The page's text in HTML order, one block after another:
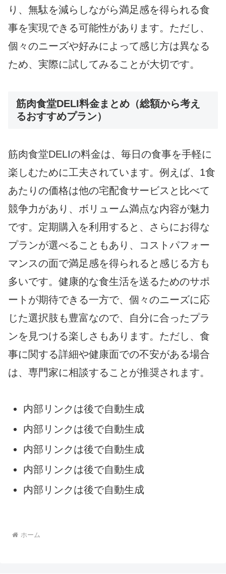
り、無駄を減らしながら満足感を得られる食
事を実現できる可能性があります。ただし、
個々のニーズや好みによって感じ方は異なる
ため、実際に試してみることが大切です。
筋肉食堂DELI料金まとめ（総額から考え
るおすすめプラン）
筋肉食堂DELIの料金は、毎日の食事を手軽に
楽しむために工夫されています。例えば、1食
あたりの価格は他の宅配食サービスと比べて
競争力があり、ボリューム満点な内容が魅力
です。定期購入を利用すると、さらにお得な
プランが選べることもあり、コストパフォー
マンスの面で満足感を得られると感じる方も
多いです。健康的な食生活を送るためのサポ
ートが期待できる一方で、個々のニーズに応
じた選択肢も豊富なので、自分に合ったプラ
ンを見つける楽しさもあります。ただし、食
事に関する詳細や健康面での不安がある場合
は、専門家に相談することが推奨されます。
内部リンクは後で自動生成
内部リンクは後で自動生成
内部リンクは後で自動生成
内部リンクは後で自動生成
内部リンクは後で自動生成
ホーム